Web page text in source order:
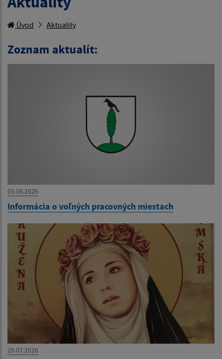
Úvod Aktuality
Zoznam aktualít:
03.08.2026
Informácia o voľných pracovných miestach
29.07.2026